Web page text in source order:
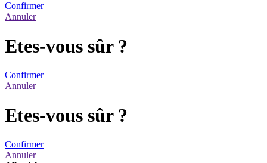
Confirmer
Annuler
Etes-vous sûr ?
Confirmer
Annuler
Etes-vous sûr ?
Confirmer
Annuler